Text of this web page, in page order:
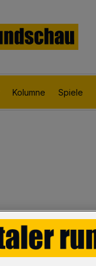
Kolumne Spiele